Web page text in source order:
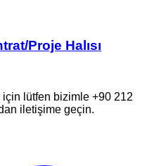
Proje Halısı
lütfen bizimle +90 212
iletişime geçin.